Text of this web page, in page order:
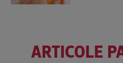
ARTICOLE